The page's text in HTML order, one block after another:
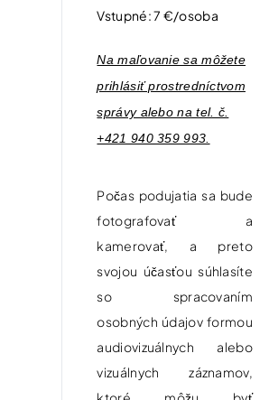
Vstupné: 7 €/osoba
Na maľovanie sa môžete
prihlásiť prostredníctvom
správy alebo na tel. č.
+421 940 359 993.
Počas podujatia sa bude
fotografovať a
kamerovať, a preto
svojou účasťou súhlasíte
so spracovaním
osobných údajov formou
audiovizuálnych alebo
vizuálnych záznamov,